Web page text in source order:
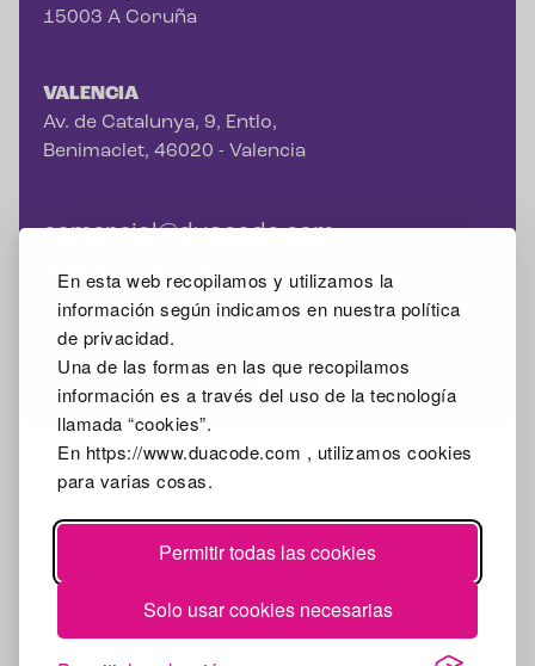
En esta web recopilamos y utilizamos la
información según indicamos en nuestra política
de privacidad.
Una de las formas en las que recopilamos
información es a través del uso de la tecnología
llamada “cookies”.
En https://www.duacode.com , utilizamos cookies
para varias cosas.
Permitir todas las cookies
Solo usar cookies necesarias
15003 A Coruña
VALENCIA
Av. de Catalunya, 9, Entlo,
Benimaclet, 46020 - Valencia
comercial@duacode.com
+34 981 065 089
Facebook Instagram Linkedin Google Mybusiness
2026
Aviso legal
Política de Privacidad